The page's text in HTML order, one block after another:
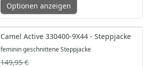
Optionen anzeigen
-53%
Camel Active 330400-9X44 - Steppjacke
feminin geschnittene Steppjacke
149,95 €